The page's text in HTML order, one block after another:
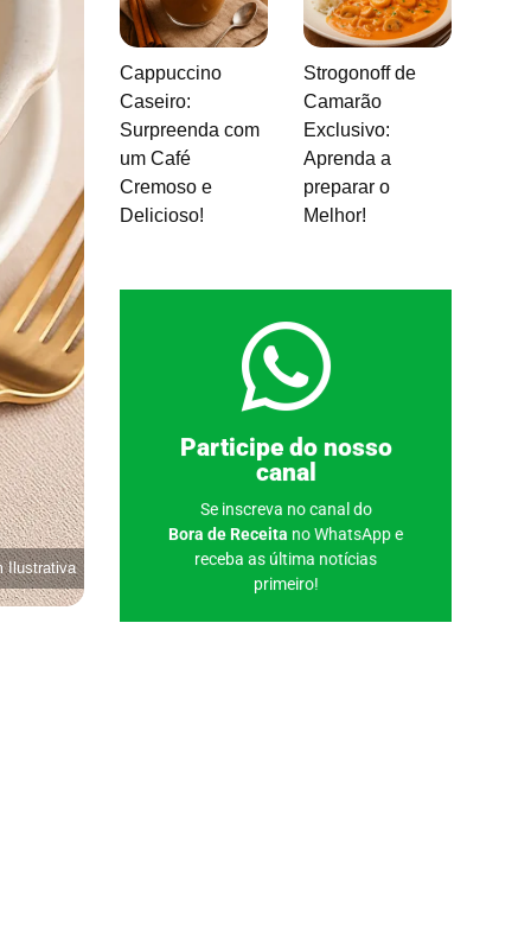
Ilustrativa
Cappuccino
Caseiro:
Surpreenda com
um Café
Cremoso e
Delicioso!
Strogonoff de
Camarão
Exclusivo:
Aprenda a
preparar o
Melhor!
Participe do nosso
canal
Se inscreva no canal do
Bora de Receita no WhatsApp e
receba as última notícias
primeiro!
Clique aqui